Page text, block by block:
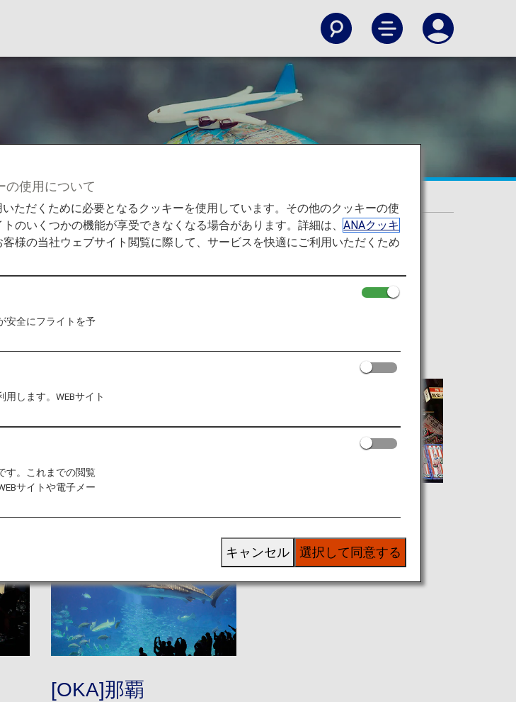
[NGO]名古屋 [KIX]関西
[OKA]那覇
の使用について
ただくために必要となるクッキーを使用しています。その他のクッキーの使
のいくつかの機能が享受できなくなる場合があります。詳細は、ANAクッキ
様の当社ウェブサイト閲覧に際して、サービスを快適にご利用いただくため
安全にフライトを予
します。WEBサイト
す。これまでの閲覧
サイトや電子メー
選択して同意する
キャンセル